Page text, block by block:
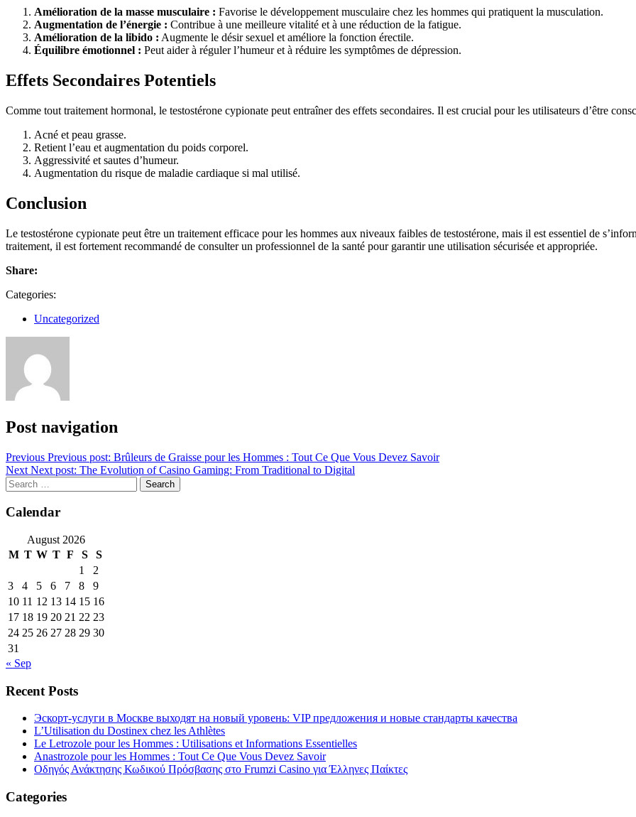
Amélioration de la masse musculaire : Favorise le développement musculaire chez les hommes qui pratiquent la musculation.
Augmentation de l’énergie : Contribue à une meilleure vitalité et à une réduction de la fatigue.
Amélioration de la libido : Augmente le désir sexuel et améliore la fonction érectile.
Équilibre émotionnel : Peut aider à réguler l’humeur et à réduire les symptômes de dépression.
Effets Secondaires Potentiels
Comme tout traitement hormonal, le testostérone cypionate peut entraîner des effets secondaires. Il est crucial pour les utilisateurs d’être
Acné et peau grasse.
Retient l’eau et augmentation du poids corporel.
Aggressivité et sautes d’humeur.
Augmentation du risque de maladie cardiaque si mal utilisé.
Conclusion
Le testostérone cypionate peut être un traitement efficace pour les hommes aux niveaux faibles de testostérone, mais il est essentiel de
traitement, il est fortement recommandé de consulter un professionnel de la santé pour garantir une utilisation sécurisée et appropriée.
Share:
Categories:
Uncategorized
Post navigation
Previous Previous post: Brûleurs de Graisse pour les Hommes : Tout Ce Que Vous Devez Savoir
Next Next post: The Evolution of Casino Gaming: From Traditional to Digital
Calendar
August 2026
M T W T F S
S
1
2
3
4 5 6 7 8
9
10 11 12 13 14 15 16
17 18 19 20 21 22 23
24 25 26 27 28 29 30
31
« Sep
Recent Posts
Эскорт-услуги в Москве выходят на новый уровень: VIP предложения и новые стандарты качества
L’Utilisation du Dostinex chez les Athlètes
Le Letrozole pour les Hommes : Utilisations et Informations Essentielles
Anastrozole pour les Hommes : Tout Ce Que Vous Devez Savoir
Οδηγός Ανάκτησης Κωδικού Πρόσβασης στο Frumzi Casino για Έλληνες Παίκτες
Categories